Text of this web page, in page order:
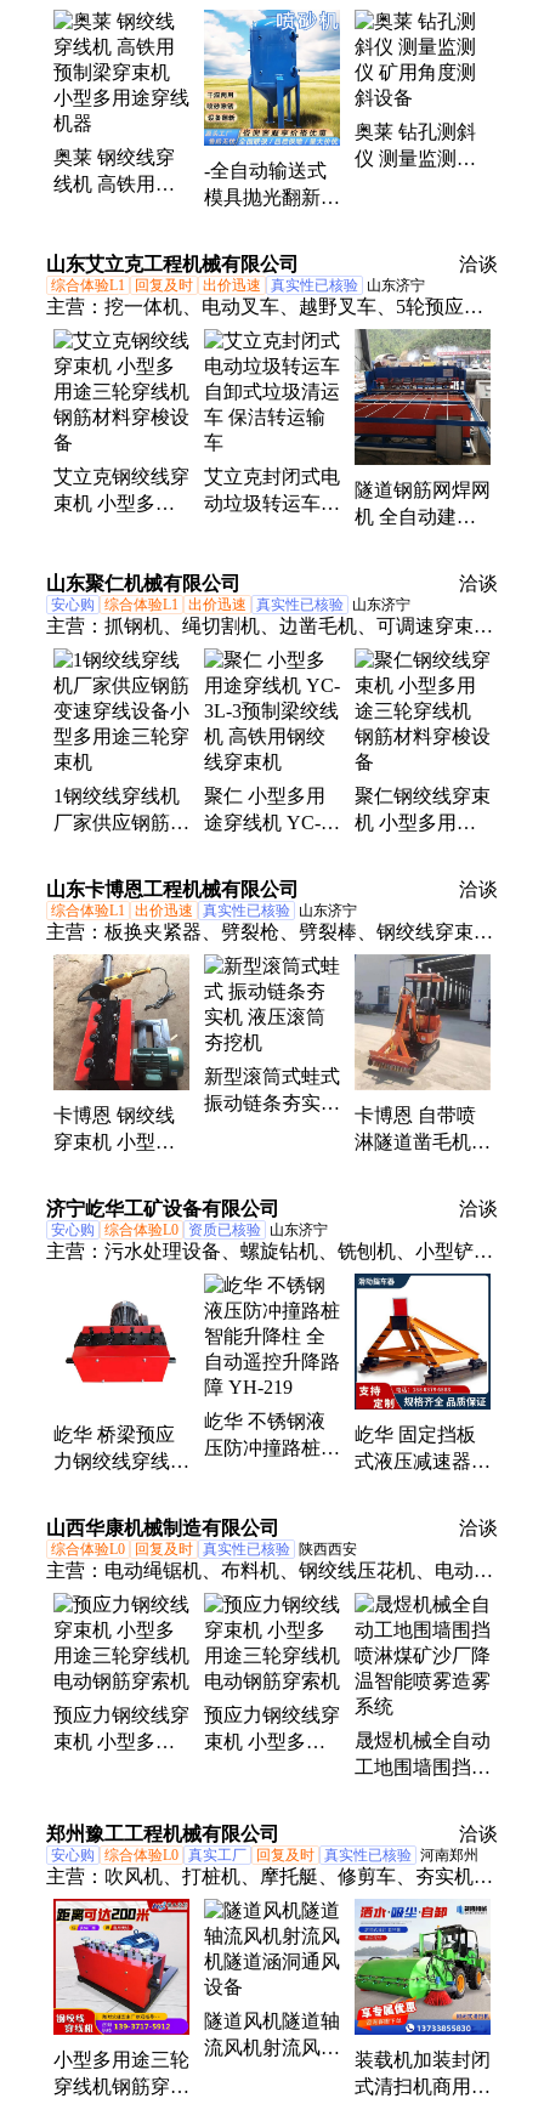
轮穿线机、劈裂棒、除雪滚刷、车载抛雪机、升降
柱、智能张拉、铣挖机、扫地车、激光除锈机、喷砂
机、截桩机、螺旋钻机、滚筒夯、锚索切割机、蒸汽
养护机、破碎锤、制氮机、手推扫雪机、液压剪、生
物质燃烧机、沙滩车扫雪机、打桩机、短管置换
奥莱 钢绞线穿
线机 高铁用预
器
-全自动输送式
模具抛光翻新打
压除锈喷砂机
奥莱 钻孔测斜
仪 测量监测仪
山东艾立克工程机械有限公司 洽谈
综合体验L1 回复及时 出价迅速 真实性已核验 山东济宁
主营： 挖一体机、电动叉车、越野叉车、5轮预应力
穿束机、田园管理机、液压工程车、履带旋耕机、激
光整平机、混凝土搅拌车、一体式运输车、路沿石滑
模机、沥青灌缝设备、施肥除草微耕机、道路框架找
平机、水泥砂浆灌缝机、建筑机械工程车、履带运输
车、树枝粉碎机、开沟机、护栏打桩机、两头忙装载
车、工字钢冷弯机、柴油搅拌机、智能张拉设备、弯
管机、隧道凿毛机
艾立克钢绞线穿
束机 小型多用
备
艾立克封闭式电
动垃圾转运车
车
隧道钢筋网焊网
机 全自动建筑
山东聚仁机械有限公司 洽谈
安心购 综合体验L1 出价迅速 真实性已核验 山东济宁
主营： 抓钢机、绳切割机、边凿毛机、可调速穿束
机、电动扳手、铲车改装、灌浆台车、岩石劈裂棒、
液压轻质板、挖掘机液压、换热器扳手、液压顶管
机、工程洗车机、头部取样机、挖掘机螺旋、液压动
力站、智能张拉机、滚筒夯实机、测斜仪、等离子切
割机、挖机属具、真空吸盘、锚索切割机、制氮机、
生物质燃料机、隧道凿毛机
1钢绞线穿线机
厂家供应钢筋变
多用途三轮穿束
机
聚仁 小型多用
途穿线机 YC-
机 高铁用钢绞
线穿束机
聚仁钢绞线穿束
机 小型多用途
筋材料穿梭设备
山东卡博恩工程机械有限公司 洽谈
综合体验L1 出价迅速 真实性已核验 山东济宁
主营： 板换夹紧器、劈裂枪、劈裂棒、钢绞线穿束
机、柴油搅拌机、顶管机、顶管出土小车、贝壳斗、
岩石锯、筛分斗、洗车机、截桩机、喷砂机、制氮
机、中部取样器、单轨运输车、破碎锤、液压夯实
机、铣挖机、绿篱修剪机、全自动升降柱、沙滩清理
机、锚索张拉机、扫雪机、硫化机、避障式割草机
卡博恩 钢绞线
穿束机 小型多
桥梁打洞穿线引
线机
新型滚筒式蛙式
振动链条夯实机
卡博恩 自带喷
淋隧道凿毛机
车 平面凿毛机
济宁屹华工矿设备有限公司 洽谈
安心购 综合体验L0 资质已核验 山东济宁
主营： 污水处理设备、螺旋钻机、铣刨机、小型铲
车、摊铺机、电动卷扬机、挖机抓木机、破碎锤、扫
雪机、割草机、金刚石串珠绳、电动三轮冷藏车、废
旧钢筋调直机、电缆输送机、扫地机、喷砂机、挖机
抽沙机、座驾抹光机、自走式热熔划线机、柴油搅拌
机、轻质板安装机、融雪剂撒布机、热熔对焊机、遥
控割草机、热熔釜
屹华 桥梁预应
力钢绞线穿线机
动穿束机 YH-
20
屹华 不锈钢液
压防冲撞路桩
障 YH-219
屹华 固定挡板
式液压减速器
器 插接式挡车
器
山西华康机械制造有限公司 洽谈
综合体验L0 回复及时 真实性已核验 陕西西安
主营： 电动绳锯机、布料机、钢绞线压花机、电动钢
绞线穿束机、预应力智能张拉系统、预应力张拉油
泵、前卡式千斤顶、穿心式千斤顶、钢绞线穿线机、
钢绞线挤压机、预应力锚具、波纹管制管机、预应力
真空泵、预应力智能压浆台车、气腿式凿岩机、电动
洒水车
预应力钢绞线穿
束机 小型多用
预应力钢绞线穿
束机 小型多用
晟煜机械全自动
工地围墙围挡喷
智能喷雾造雾系
统
郑州豫工工程机械有限公司 洽谈
安心购 综合体验L0 真实工厂 回复及时 真实性已核验 河南郑州
主营： 吹风机、打桩机、摩托艇、修剪车、夯实机、
修剪机、注浆机、车丝机、卷板机、除冰机、空压
机、挖掘机、收线机、整平机、压路机、防洪泵、绿
篱机、粉土机、防汛泵、输送泵、千斤顶、锚杆钻
机、排水方舱、钢板除锈机、切割带锯机
小型多用途三轮
穿线机钢筋穿索
隧道风机隧道轴
流风机射流风机
装载机加装封闭
式清扫机商用工